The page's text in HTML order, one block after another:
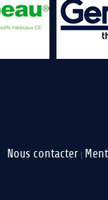
Nous contacter |